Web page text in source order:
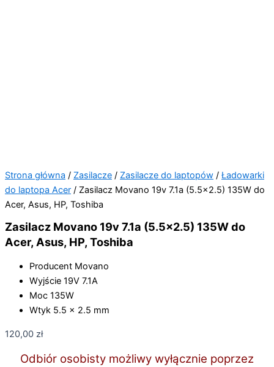
Strona główna / Zasilacze / Zasilacze do laptopów / Ładowarki
do laptopa Acer / Zasilacz Movano 19v 7.1a (5.5×2.5) 135W do
Acer, Asus, HP, Toshiba
Zasilacz Movano 19v 7.1a (5.5×2.5) 135W do
Acer, Asus, HP, Toshiba
Producent Movano
Wyjście 19V 7.1A
Moc 135W
Wtyk 5.5 x 2.5 mm
120,00 zł
Odbiór osobisty możliwy wyłącznie poprzez